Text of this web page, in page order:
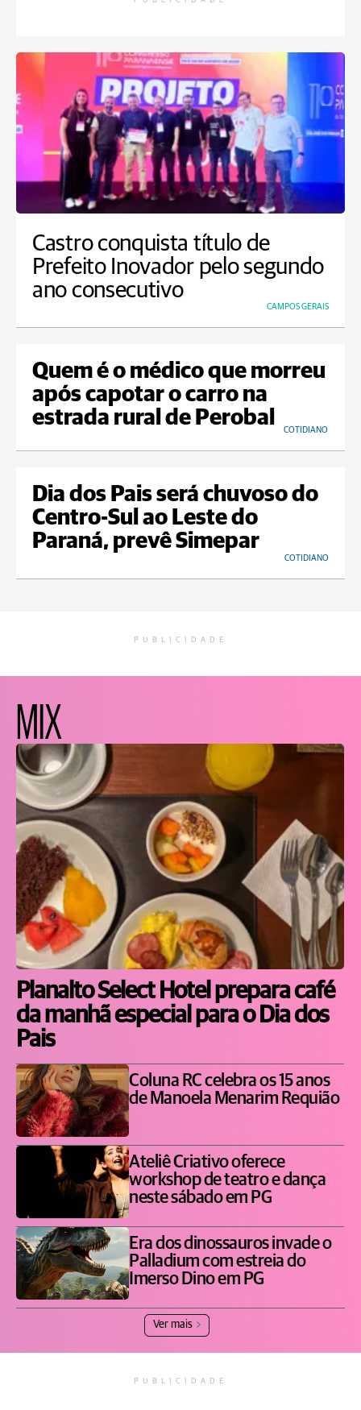
Castro conquista título de
Prefeito Inovador pelo segundo
ano consecutivo
CAMPOS GERAIS
Quem é o médico que morreu
após capotar o carro na
estrada rural de Perobal
COTIDIANO
Dia dos Pais será chuvoso do
Centro-Sul ao Leste do
Paraná, prevê Simepar
COTIDIANO
PUBLICIDADE
MIX
Planalto Select Hotel prepara café
da manhã especial para o Dia dos
Pais
Coluna RC celebra os 15 anos
de Manoela Menarim Requião
Ateliê Criativo oferece
workshop de teatro e dança
neste sábado em PG
Era dos dinossauros invade o
Palladium com estreia do
Imerso Dino em PG
Ver mais
PUBLICIDADE